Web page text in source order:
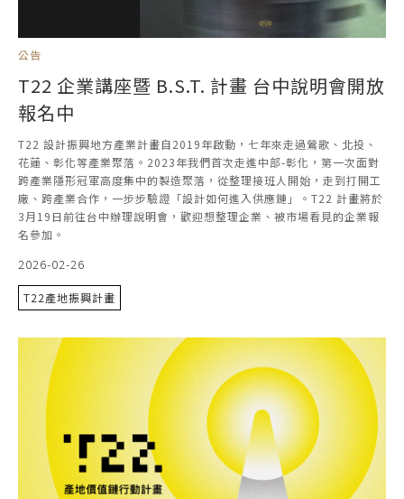
公告
T22 企業講座暨 B.S.T. 計畫 台中說明會開放
報名中
T22 設計振興地方產業計畫自2019年啟動，七年來走過鶯歌、北投、
花蓮、彰化等產業聚落。2023年我們首次走進中部-彰化，第一次面對
跨產業隱形冠軍高度集中的製造聚落，從整理接班人開始，走到打開工
廠、跨產業合作，一步步驗證「設計如何進入供應鏈」。T22 計畫將於
3月19日前往台中辦理說明會，歡迎想整理企業、被市場看見的企業報
名參加。
2026-02-26
T22產地振興計畫